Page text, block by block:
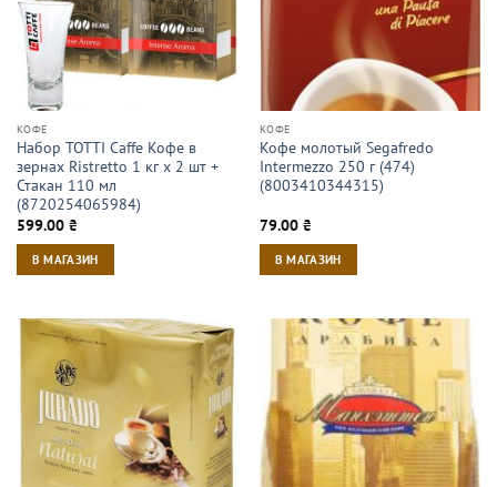
КОФЕ
Набор TOTTI Caffe Кофе в
зернах Ristrettо 1 кг х 2 шт +
Стакан 110 мл
(8720254065984)
599.00 ₴
В МАГАЗИН
КОФЕ
Кофе молотый Segafredo
Intermezzo 250 г (474)
(8003410344315)
79.00 ₴
В МАГАЗИН